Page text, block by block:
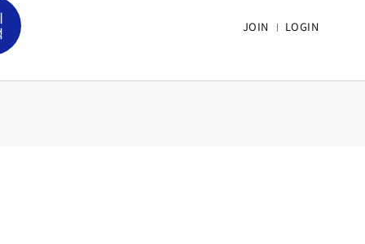
JOIN LOGIN